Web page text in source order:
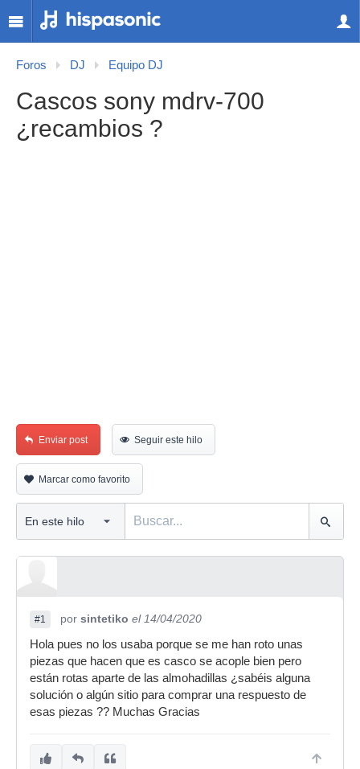
Foros DJ Equipo DJ
Cascos sony mdrv-700
¿recambios ?
Enviar post Seguir este hilo
Marcar como favorito
#1 por sintetiko el 14/04/2020
Hola pues no los usaba porque se me han roto unas
piezas que hacen que es casco se acople bien pero
están rotas aparte de las almohadillas ¿sabéis alguna
solución o algún sitio para comprar una respuesto de
esas piezas ?? Muchas Gracias